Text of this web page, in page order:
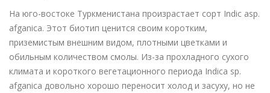
На юго-востоке Туркменистана произрастает сорт Indic asp.
afganica. Этот биотип ценится своим коротким,
приземистым внешним видом, плотными цветками и
обильным количеством смолы. Из-за прохладного сухого
климата и короткого вегетационного периода Indica sp.
afganica довольно хорошо переносит холод и засуху, но не